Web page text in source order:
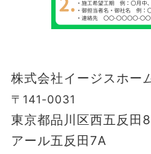
株式会社イージスホー
〒141-0031
東京都品川区西五反田
アール五反田7A